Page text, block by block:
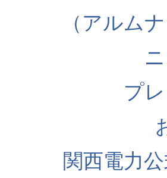
（アルム
プ
関西電力